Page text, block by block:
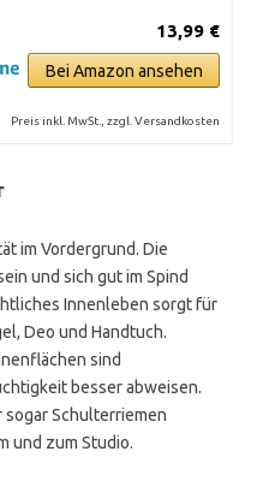
13,99 €
Bei Amazon ansehen
Preis inkl. MwSt., zzgl. Versandkosten
im Vordergrund. Die
und sich gut im Spind
Innenleben sorgt für
Deo und Handtuch.
sind
besser abweisen.
Schulterriemen
und zum Studio.